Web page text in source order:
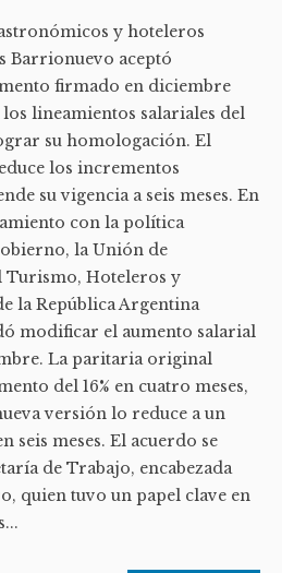
y hoteleros
Barrionuevo aceptó
firmado en diciembre
lineamientos salariales del
su homologación. El
los incrementos
su vigencia a seis meses. En
con la política
la Unión de
Turismo, Hoteleros y
la República Argentina
modificar el aumento salarial
La paritaria original
del 16% en cuatro meses,
versión lo reduce a un
seis meses. El acuerdo se
de Trabajo, encabezada
quien tuvo un papel clave en